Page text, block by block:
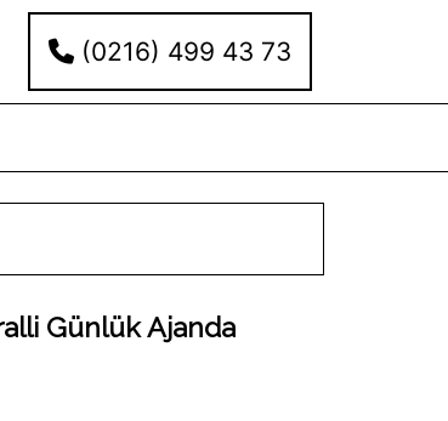
(0216) 499 43 73
Günlük Ajanda